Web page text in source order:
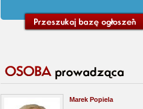
Marek Popiela